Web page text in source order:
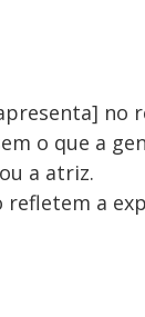
apresenta]
o que a
a atriz.
refletem a